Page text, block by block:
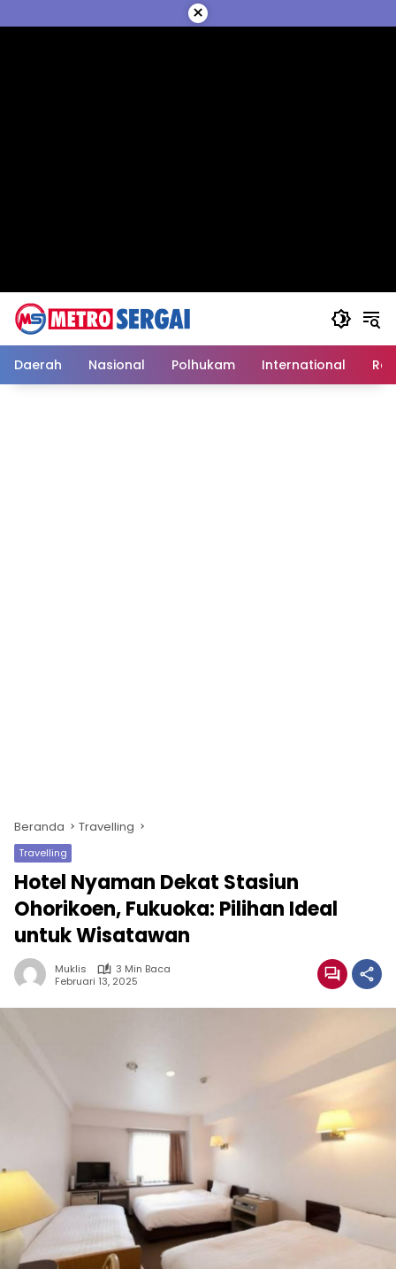
ke
×
Daerah Nasional Polhukam International
Beranda Travelling
Travelling
Hotel Nyaman Dekat Stasiun
Ohorikoen, Fukuoka: Pilihan Ideal
untuk Wisatawan
Muklis
3 Min Baca
Februari 13, 2025